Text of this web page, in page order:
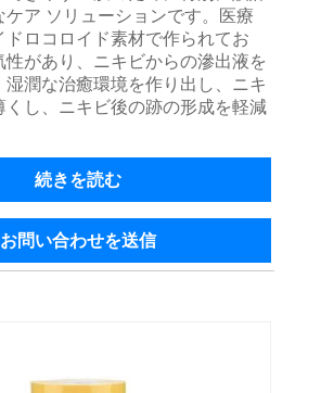
ケア ソリューションです。医療
ドロコロイド素材で作られてお
性があり、ニキビからの滲出液を
潤な治癒環境を作り出し、ニキ
くし、ニキビ後の跡の形成を軽減
続きを読む
お問い合わせを送信